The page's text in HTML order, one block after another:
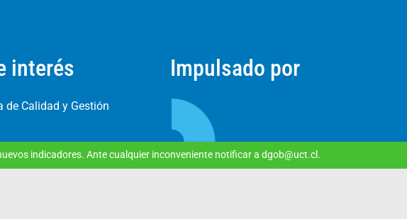
indicadores. Ante cualquier inconveniente notificar a dgob@uct.cl.
interés
de Calidad y Gestión
Gobierno de Datos
Impulsado por